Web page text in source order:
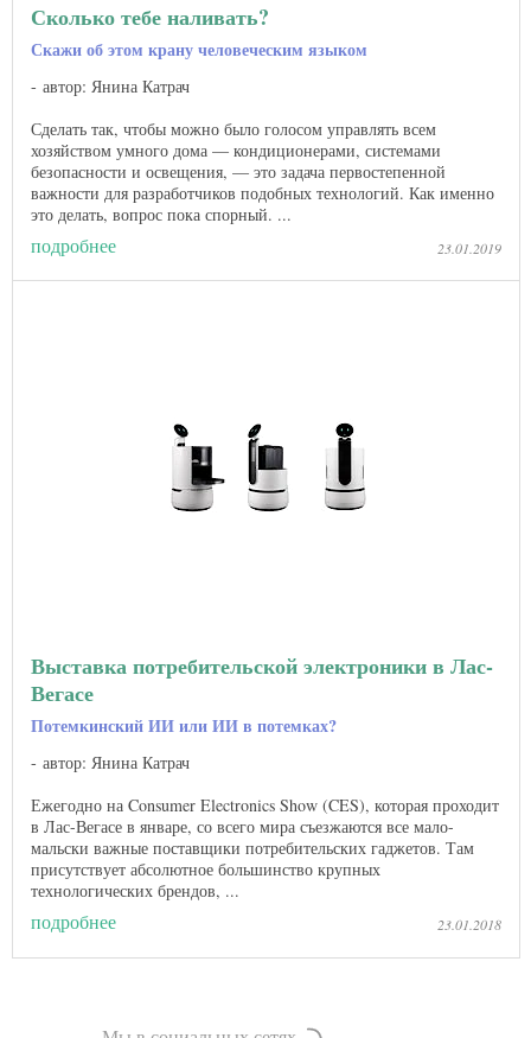
Сколько тебе наливать?
Скажи об этом крану человеческим языком
автор: Янина Катрач
Сделать так, чтобы можно было голосом управлять всем
хозяйством умного дома — кондиционерами, системами
безопасности и освещения, — это задача первостепенной
важности для разработчиков подобных технологий. Как именно
это делать, вопрос пока спорный. ...
подробнее 23.01.2019
Выставка потребительской электроники в Лас-
Вегасе
Потемкинский ИИ или ИИ в потемках?
автор: Янина Катрач
Ежегодно на Consumer Electronics Show (CES), которая проходит
в Лас-Вегасе в январе, со всего мира съезжаются все мало-
мальски важные поставщики потребительских гаджетов. Там
присутствует абсолютное большинство крупных
технологических брендов, ...
подробнее 23.01.2018